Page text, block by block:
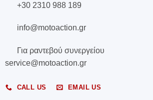
+30 2310 988 189
info@motoaction.gr
Για ραντεβού συνεργείου
service@motoaction.gr
CALL US EMAIL US